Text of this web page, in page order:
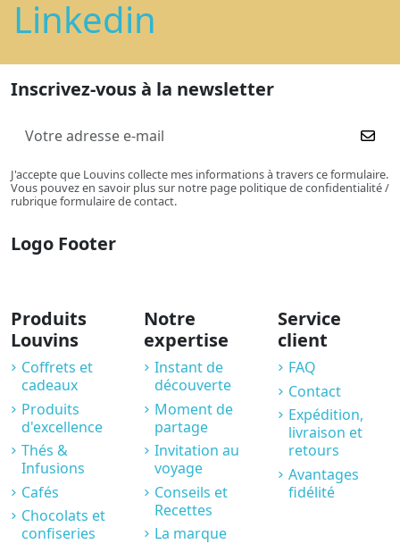
Linkedin
Inscrivez-vous à la newsletter
J'accepte que Louvins collecte mes informations à travers ce formulaire.
Vous pouvez en savoir plus sur notre page politique de confidentialité /
rubrique formulaire de contact.
Logo Footer
Produits
Louvins
Coffrets et
cadeaux
Produits
d'excellence
Thés &
Infusions
Cafés
Chocolats et
confiseries
Notre
expertise
Instant de
découverte
Moment de
partage
Invitation au
voyage
Conseils et
Recettes
La marque
Service
client
FAQ
Contact
Expédition,
livraison et
retours
Avantages
fidélité